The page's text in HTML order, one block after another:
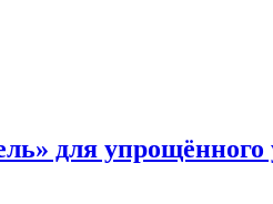
для упрощённого